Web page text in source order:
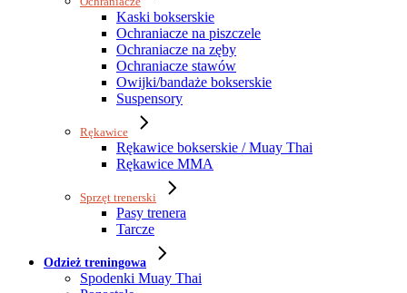
Kaski bokserskie
Ochraniacze na piszczele
Ochraniacze na zęby
Ochraniacze stawów
Owijki/bandaże bokserskie
Suspensory
Rękawice
Rękawice bokserskie / Muay Thai
Rękawice MMA
Sprzęt trenerski
Pasy trenera
Tarcze
Odzież treningowa
Spodenki Muay Thai